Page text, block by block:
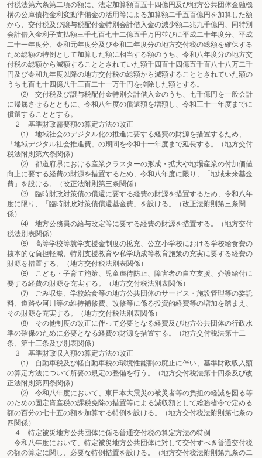
付税法第六条第二項の額に、法定加算額百五十四億円及び地方公共団体金融機
構の公庫債権金利変動準備金の活用等による加算額二千五百億円を加算した額
から、交付税及び譲与税配付金特別会計借入金の減少額二兆九千億円、同特別
会計借入金利子支払額三千七百七十二億五千万円並びに平成二十年度分、平成
二十一年度分、令和元年度分及び令和二年度分の地方交付税の総額を確保する
ため総額の特例として加算した額に相当する額のうち、令和八年度分の地方交
付税の総額から減額することとされていた額千四百十四億五千百八十八万二千
円及び令和九年度以降の地方交付税の総額から減額することとされていた額の
うち七百七十四億八千三百二十一万千円を控除した額とする。
⑵ 交付税及び譲与税配付金特別会計借入金のうち、七千億円を一般会計
に帰属させるとともに、令和八年度の償還額を増額し、令和三十一年度までに
償還することとする。
２ 基準財政需要額の算定方法の改正
⑴ 地域社会のデジタル化の推進に要する経費の財源を措置するため、
「地域デジタル社会推進費」の期間を令和十一年度まで延長する。（地方交付
税法附則第六条関係）
⑵ 都道府県における産業クラスターの形成・拡大や地場産業の付加価値
向上に要する経費の財源を措置するため、令和八年度に限り、「地域未来基金
費」を設ける。（改正法附則第三条関係）
⑶ 臨時財政対策債の償還に要する経費の財源を措置するため、令和八年
度に限り、「臨時財政対策債償還基金費」を設ける。（改正法附則第三条関
係）
⑷ 地方公務員の給与改定等に要する経費の財源を措置する。（地方交付
税法別表関係）
⑸ 高等学校等就学支援金制度の拡充、公立小学校における学校給食費の
抜本的な負担軽減、特別支援教育や私学助成等教育施策の充実に要する経費の
財源を措置する。（地方交付税法別表関係）
⑹ こども・子育て施策、児童虐待防止、障害者の自立支援、介護給付に
要する経費の財源を充実する。（地方交付税法別表関係）
⑺ ごみ収集、学校給食等の地方公共団体のサービス・施設管理等の委託
料、道路や河川等の維持補修費、改修等に係る投資的経費等の増加を踏まえ、
その財源を充実する。（地方交付税法別表関係）
⑻ その他制度の改正に伴って必要となる経費及び地方公共団体の行政水
準の確保のために必要となる経費の財源を措置する。（地方交付税法第十二
条、第十三条及び別表関係）
３ 基準財政収入額の算定方法の改正
⑴ 自動車税及び軽自動車税の環境性能割の廃止に伴い、基準財政収入額
の算定方法について所要の規定の整備を行う。（地方交付税法第十四条及び改
正法附則第四条関係）
⑵ 令和八年度において、東日本大震災の被災者等の負担の軽減を図る等
のための固定資産税の課税免除の措置等による減収額として総務省令で定める
額の百分の七十五の額を加算する特例を設ける。（地方交付税法附則第七条の
四関係）
４ 特定被災地方公共団体に係る普通交付税の算定方法の特例
令和八年度において、特定被災地方公共団体に対して交付すべき普通交付税
の額の算定に関し、必要な特例措置を設ける。（地方交付税法附則第九条の二